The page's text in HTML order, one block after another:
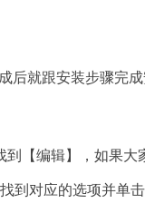
就跟安装步骤完
编辑】，如果大
到对应的选项并单击